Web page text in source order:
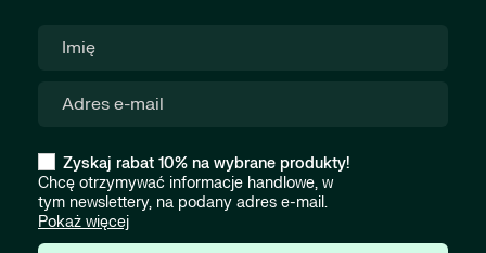
Zyskaj rabat 10% na wybrane produkty!
Chcę otrzymywać informacje handlowe, w
tym newslettery, na podany adres e-mail.
Pokaż więcej